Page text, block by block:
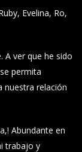
Evelina, Ro,
A ver que he sido
permita
nuestra relación
Abundante en
trabajo y